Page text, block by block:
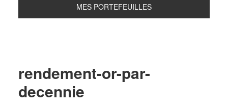
MES PORTEFEUILLES
rendement-or-par-
decennie